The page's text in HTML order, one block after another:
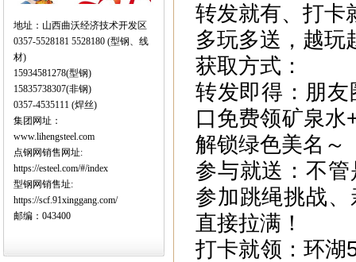
地址：山西曲沃经济技术开发区
0357-5528181 5528180 (型钢、线
材)
15934581278(型钢)
15835738307(非钢)
0357-4535111 (焊丝)
集团网址：
www.lihengsteel.com
点钢网销售网址:
https://esteel.com/#/index
型钢网销售址:
https://scf.91xinggang.com/
邮编：043400
转发就有、打
多玩多送，越玩
获取方式：
转发即得：朋
口免费领矿泉水
解锁绿色美名～
参与就送：不
参加跳绳挑战
直接拉满！
打卡就领：环湖